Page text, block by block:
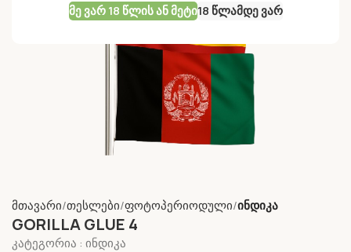
Მე Ვარ 18 Წლის Ან Მეტი18 Წლამდე Ვარ
მთავარი თესლები ფოტოპერიოდული ინდიკა
GORILLA GLUE 4
კატეგორია : ინდიკა